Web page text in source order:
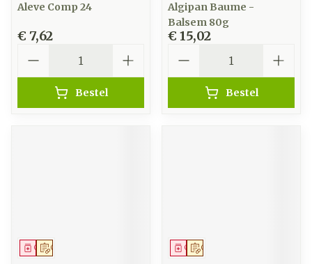
Aleve Comp 24
€ 7,62
Bestel
Algipan Baume -
Balsem 80g
€ 15,02
Bestel
Op voorschrift
Geneesmiddel Op voorschrift
Geneesmiddel